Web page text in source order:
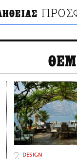
DESIGN